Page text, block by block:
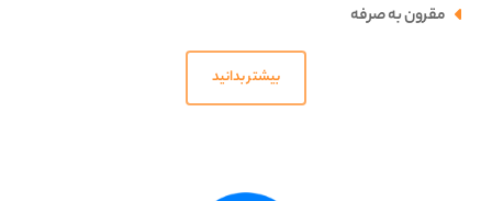
مقرون به صرفه
بیشتر بدانید